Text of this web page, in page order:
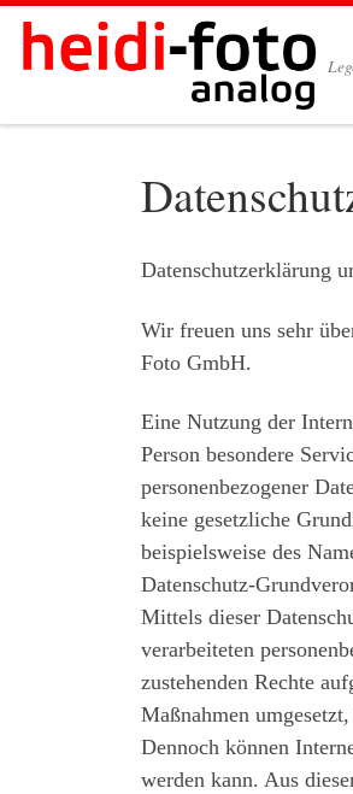
Zum Inhalt springen
Datenschutzerklärung
Wir freuen uns sehr
Foto GmbH.
Eine Nutzung der
Person besondere
personenbezogener
keine gesetzliche
beispielsweise des
Datenschutz-
Mittels dieser
verarbeiteten
zustehenden Rechte
Maßnahmen
Dennoch können
werden kann. Aus